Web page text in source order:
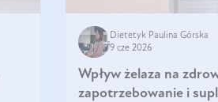
Dietetyk Paulina Górska
9 cze 2026
Wpływ żelaza na
zapotrzebowanie i